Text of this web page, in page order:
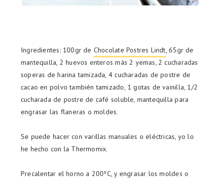
Ingredientes: 100gr de Chocolate Postres Lindt, 65gr de
mantequilla, 2 huevos enteros más 2 yemas, 2 cucharadas
soperas de harina tamizada, 4 cucharadas de postre de
cacao en polvo también tamizado, 1 gotas de vainilla, 1/2
cucharada de postre de café soluble, mantequilla para
engrasar las flaneras o moldes.
Se puede hacer con varillas manuales o eléctricas, yo lo
he hecho con la Thermomix.
Precalentar el horno a 200ºC, y engrasar los moldes o